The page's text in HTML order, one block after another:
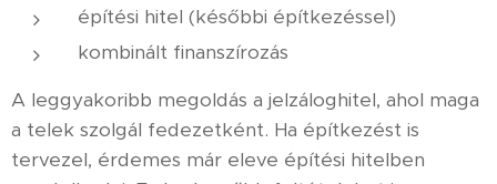
építési hitel (későbbi építkezéssel)
kombinált finanszírozás
A leggyakoribb megoldás a jelzáloghitel, ahol maga
a telek szolgál fedezetként. Ha építkezést is
tervezel, érdemes már eleve építési hitelben